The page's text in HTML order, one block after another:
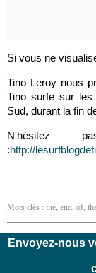
Si vous ne
Tino Leroy nous
Tino surfe sur les
Sud, durant la fin
N'hésitez
:http://
Mots clés : the, end, of,
Envoyez-nous